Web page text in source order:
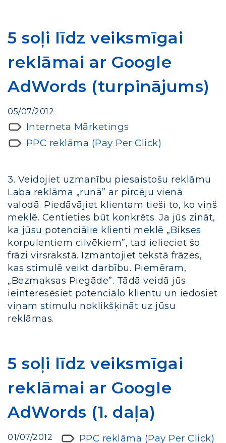
5 soļi līdz veiksmīgai
reklāmai ar Google
AdWords (turpinājums)
05/07/2012
Interneta Mārketings
PPC reklāma (Pay Per Click)
3. Veidojiet uzmanību piesaistošu reklāmu
Laba reklāma „runā” ar pircēju vienā
valodā. Piedāvājiet klientam tieši to, ko viņš
meklē. Centieties būt konkrēts. Ja jūs zināt,
ka jūsu potenciālie klienti meklē „Bikses
korpulentiem cilvēkiem”, tad ielieciet šo
frāzi virsrakstā. Izmantojiet tekstā frāzes,
kas stimulē veikt darbību. Piemēram,
„Bezmaksas Piegāde”. Tādā veidā jūs
ieinteresēsiet potenciālo klientu un iedosiet
viņam stimulu noklikšķināt uz jūsu
reklāmas.
5 soļi līdz veiksmīgai
reklāmai ar Google
AdWords (1. daļa)
01/07/2012 PPC reklāma (Pay Per Click)